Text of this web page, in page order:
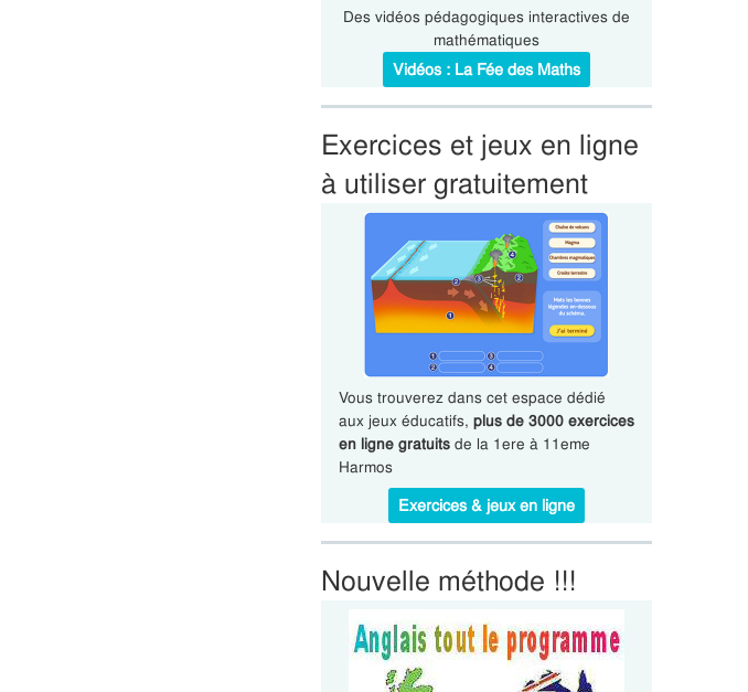
Des vidéos pédagogiques interactives de
mathématiques
Vidéos : La Fée des Maths
Exercices et jeux en ligne
à utiliser gratuitement
Vous trouverez dans cet espace dédié
aux jeux éducatifs, plus de 3000 exercices
en ligne gratuitsde la 1ere à 11eme
Harmos
Exercices & jeux en ligne
Nouvelle méthode !!!